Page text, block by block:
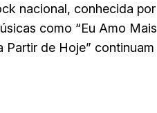
nacional, conhecida por
como “Eu Amo Mais
Partir de Hoje” continuam